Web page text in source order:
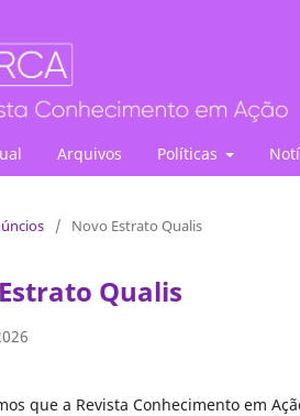
em Ação
Arquivos Políticas
/ Novo Estrato Qualis
Qualis
que a Revista Conhecimento em